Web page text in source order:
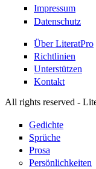
Impressum
Datenschutz
Über LiteratPro
Richtlinien
Unterstützen
Kontakt
All rights reserved -
Gedichte
Sprüche
Prosa
Persönlichkeiten